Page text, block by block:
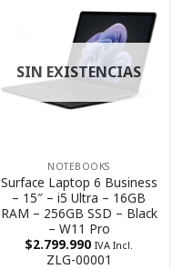
SIN EXISTENCIAS
NOTEBOOKS
Surface Laptop 6 Business
– 15″ – i5 Ultra – 16GB
RAM – 256GB SSD – Black
– W11 Pro
$2.799.990 IVA Incl.
ZLG-00001